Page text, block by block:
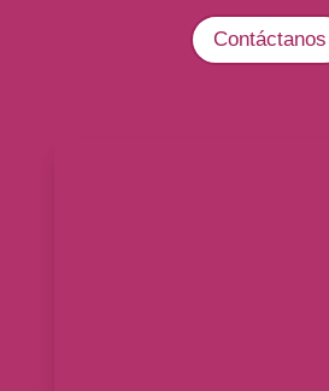
Contáctanos